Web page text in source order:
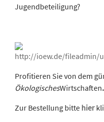
Jugendbeteiligung?
Profitieren Sie von dem
ÖkologischesWirtschaften.
Zur Bestellung bitte hier